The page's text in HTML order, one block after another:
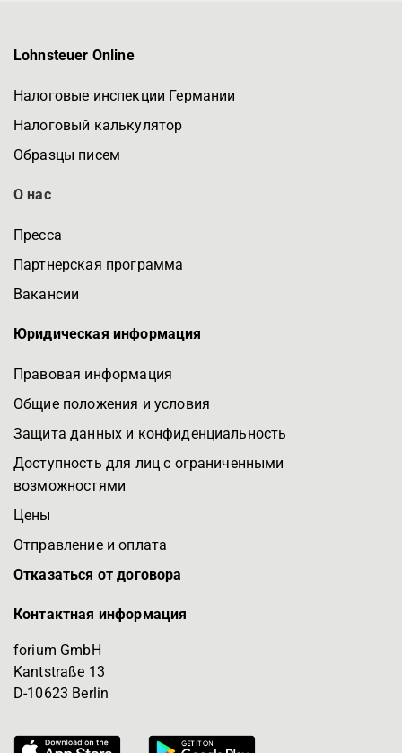
Lohnsteuer Online
Налоговые инспекции Германии
Налоговый калькулятор
Образцы писем
О нас
Пресса
Партнерская программа
Вакансии
Юридическая информация
Правовая информация
Общие положения и условия
Защита данных и конфиденциальность
Доступность для лиц с ограниченными
возможностями
Цены
Отправление и оплата
Отказаться от договора
Контактная информация
forium GmbH
Kantstraße 13
D-10623 Berlin